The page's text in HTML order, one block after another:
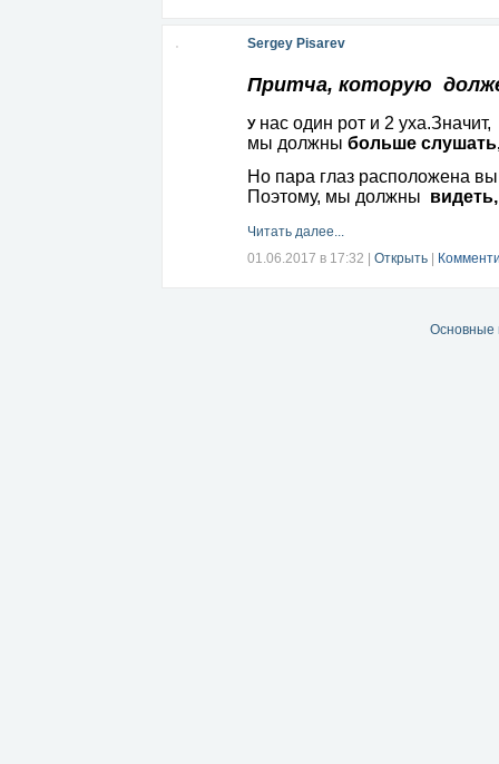
Sergey Pisarev
Притча, которую
Унас один рот и 2 уха.Значит,
мы должны больше
Но пара глаз расположена
Поэтому, мы должны
Читать далее...
01.06.2017 в 17:32 | Открыть |
Основные